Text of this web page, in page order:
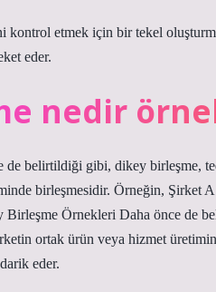
kontrol etmek için bir tekel
eder.
nedir
belirtildiği gibi, dikey birleşme,
birleşmesidir. Örneğin, Şirket
Birleşme Örnekleri Daha önce de
ortak ürün veya hizmet
eder.